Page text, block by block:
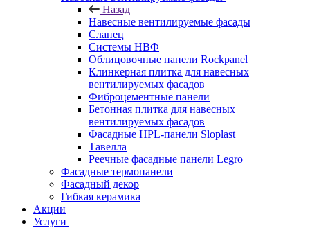
Назад
Навесные вентилируемые фасады
Сланец
Системы НВФ
Облицовочные панели Rockpanel
Клинкерная плитка для навесных
вентилируемых фасадов
Фиброцементные панели
Бетонная плитка для навесных
вентилируемых фасадов
Фасадные HPL-панели Sloplast
Тавелла
Реечные фасадные панели Legro
Фасадные термопанели
Фасадный декор
Гибкая керамика
Акции
Услуги